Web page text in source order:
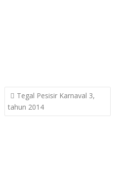
Post
navigation
Tegal Pesisir Karnaval 3,
tahun 2014